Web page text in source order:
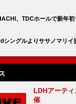
、TDCホールで新年
シングルよりササノマリイ
LDHアーテ
催